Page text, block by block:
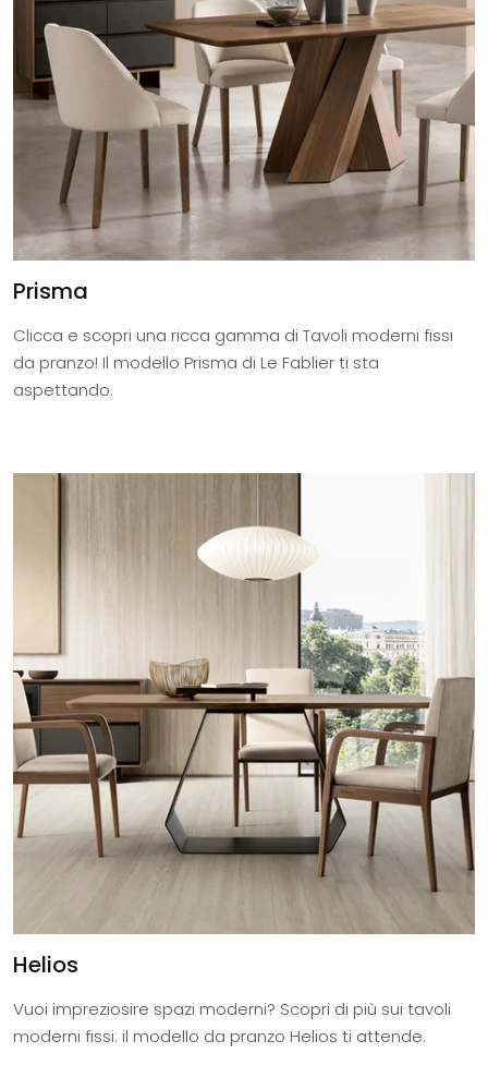
Prisma
Clicca e scopri una ricca gamma di Tavoli moderni fissi
da pranzo! Il modello Prisma di Le Fablier ti sta
aspettando.
Helios
Vuoi impreziosire spazi moderni? Scopri di più sui tavoli
moderni fissi: il modello da pranzo Helios ti attende.